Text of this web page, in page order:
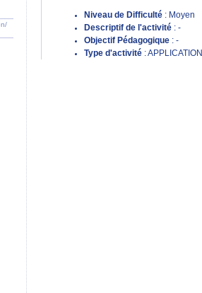
Niveau de Difficulté : Moyen
Descriptif de l'activité : -
Objectif Pédagogique: -
Type d'activité : APPLICATION